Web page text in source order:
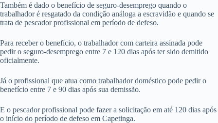
Também é dado o benefício de seguro-desemprego quando o
trabalhador é resgatado da condição análoga a escravidão e quando se
trata de pescador profissional em período de defeso.
Para receber o benefício, o trabalhador com carteira assinada pode
pedir o seguro-desemprego entre 7 e 120 dias após ter sido demitido
oficialmente.
Já o profissional que atua como trabalhador doméstico pode pedir o
benefício entre 7 e 90 dias após sua demissão.
E o pescador profissional pode fazer a solicitação em até 120 dias após
o início do período de defeso em Capetinga.